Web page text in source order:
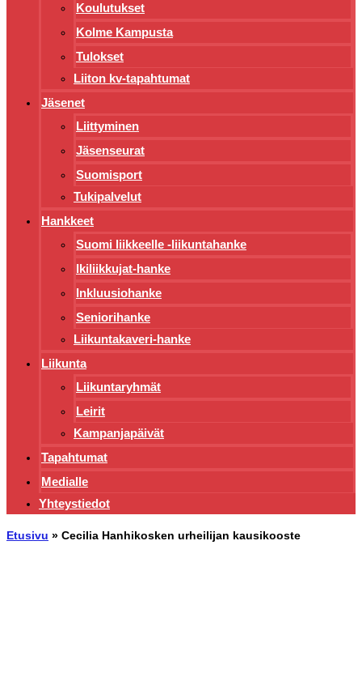
Koulutukset
Kolme Kampusta
Tulokset
Liiton kv-tapahtumat
Jäsenet
Liittyminen
Jäsenseurat
Suomisport
Tukipalvelut
Hankkeet
Suomi liikkeelle -liikuntahanke
Ikiliikkujat-hanke
Inkluusiohanke
Seniorihanke
Liikuntakaveri-hanke
Liikunta
Liikuntaryhmät
Leirit
Kampanjapäivät
Tapahtumat
Medialle
Yhteystiedot
Etusivu » Cecilia Hanhikosken urheilijan kausikooste